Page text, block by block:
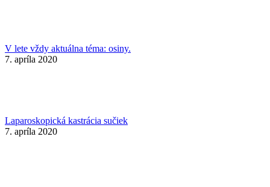
V lete vždy aktuálna téma: osiny.
7. apríla 2020
Laparoskopická kastrácia sučiek
7. apríla 2020